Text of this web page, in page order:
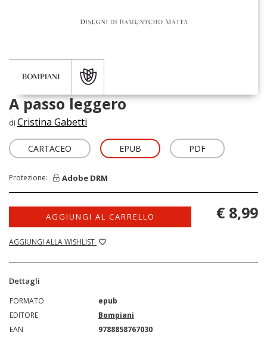
A passo leggero
di Cristina Gabetti
CARTACEO EPUB PDF
Protezione: Adobe DRM
AGGIUNGI AL CARRELLO
AGGIUNGI ALLA WISHLIST
€ 8,99
Dettagli
FORMATO
epub
EDITORE
Bompiani
EAN
9788858767030